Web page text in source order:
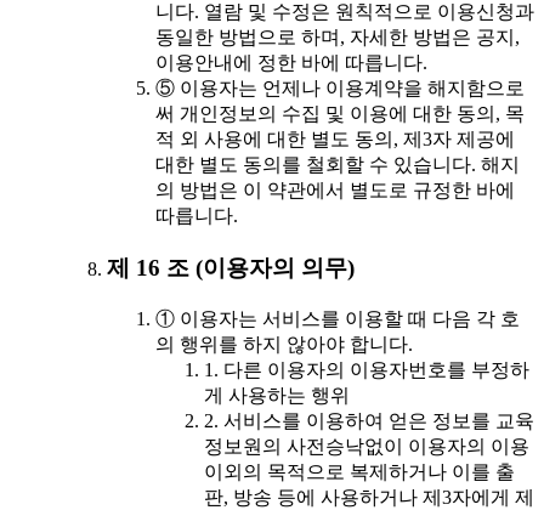
니다. 열람 및 수정은 원칙적으로 이용신청과
동일한 방법으로 하며, 자세한 방법은 공지,
이용안내에 정한 바에 따릅니다.
⑤ 이용자는 언제나 이용계약을 해지함으로
써 개인정보의 수집 및 이용에 대한 동의, 목
적 외 사용에 대한 별도 동의, 제3자 제공에
대한 별도 동의를 철회할 수 있습니다. 해지
의 방법은 이 약관에서 별도로 규정한 바에
따릅니다.
제 16 조 (이용자의 의무)
① 이용자는 서비스를 이용할 때 다음 각 호
의 행위를 하지 않아야 합니다.
1. 다른 이용자의 이용자번호를 부정하
게 사용하는 행위
2. 서비스를 이용하여 얻은 정보를 교육
정보원의 사전승낙없이 이용자의 이용
이외의 목적으로 복제하거나 이를 출
판, 방송 등에 사용하거나 제3자에게 제